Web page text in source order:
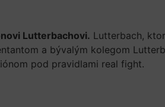
Lutterbachovi. Lutterbach,
a bývalým kolegom
pod pravidlami real fight.